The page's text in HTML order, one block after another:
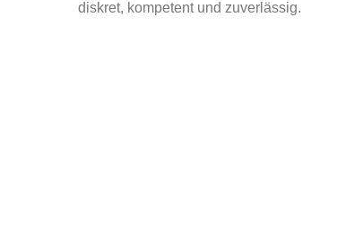
diskret, kompetent und zuverlässig.